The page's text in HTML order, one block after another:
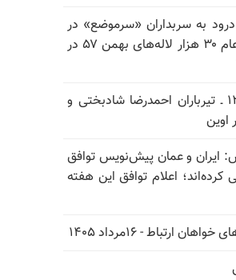
درود به سربداران «سرموضع» در
سالگرد قتل‌عام ۳۰ هزار لاله‌های بهمن ۵۷ در
۱۶مرداد ۱۳۶۰ ـ تیرباران احمدرضا شادبختی و
ایران و عمان پیش‌نویس توافق
کرده‌اند؛ اعلام توافق این هفته
ارتباط - ۱۶مرداد ۱۴۰۵